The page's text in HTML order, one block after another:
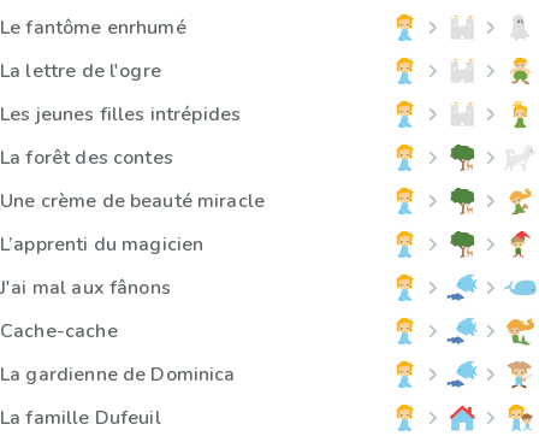
Le fantôme enrhumé
La lettre de l'ogre
Les jeunes filles intrépides
La forêt des contes
Une crème de beauté miracle
L’apprenti du magicien
J'ai mal aux fânons
Cache-cache
La gardienne de Dominica
La famille Dufeuil